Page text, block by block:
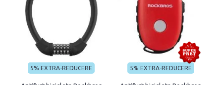
5% EXTRA-REDUCERE 5% EXTRA-REDUCERE